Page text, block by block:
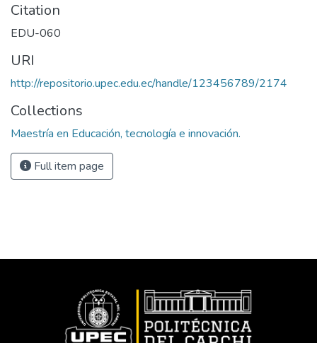
Citation
EDU-060
URI
http://repositorio.upec.edu.ec/handle/123456789/2174
Collections
Maestría en Educación, tecnología e innovación.
Full item page